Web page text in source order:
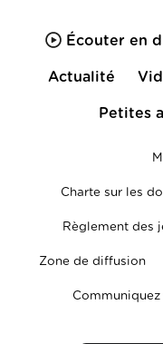
Écouter en
Actualité
Petites
Charte sur les
Règlement des
Zone de diffusion